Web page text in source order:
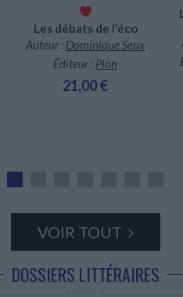
Les débats de l'éco
Auteur : Dominique Seux
Éditeur : Plon
21,00 €
VOIR TOUT
DOSSIERS LITTÉRAIRES